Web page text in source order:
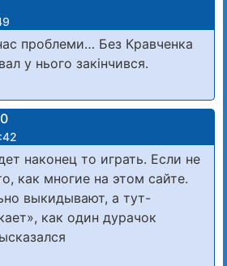
проблеми… Без Кравченка
у нього закінчився.
наконец то играть. Если не
как многие на этом сайте.
выкидывают, а тут-
как один дурачок